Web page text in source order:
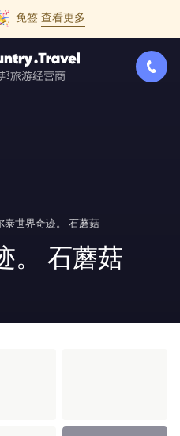
免签 查看更多
泰世界奇迹。 石蘑菇
。 石蘑菇